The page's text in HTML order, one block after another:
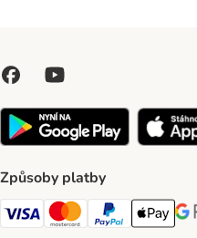
Způsoby platby
Visa Payment Method
Mastercard Payment
PayPal Payment
Apple pay